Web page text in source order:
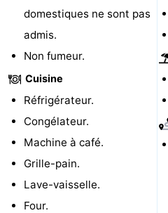
Points
vue
Attractions
Croisières
-
Terrains
de
jeux
-
Aires
de
jeux
-
Bowling
-
Parcours
Centres
domestiques ne sont pas
admis.
Non fumeur.
Cuisine
Réfrigérateur.
Congélateur.
Machine à café.
Grille-pain.
Lave-vaisselle.
Four.